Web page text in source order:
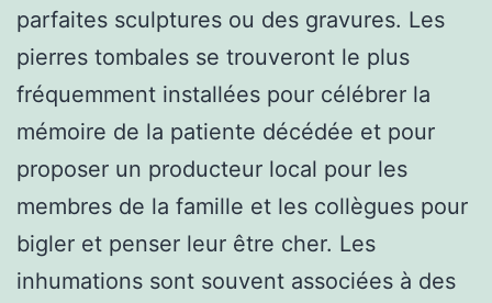
parfaites sculptures ou des gravures. Les
pierres tombales se trouveront le plus
fréquemment installées pour célébrer la
mémoire de la patiente décédée et pour
proposer un producteur local pour les
membres de la famille et les collègues pour
bigler et penser leur être cher. Les
inhumations sont souvent associées à des